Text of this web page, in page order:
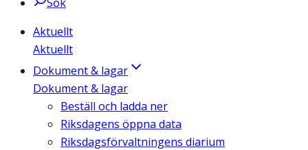
Aktuellt
Aktuellt
Dokument & lagar
Dokument & lagar
Beställ och ladda ner
Riksdagens öppna data
Riksdagsförvaltningens diarium